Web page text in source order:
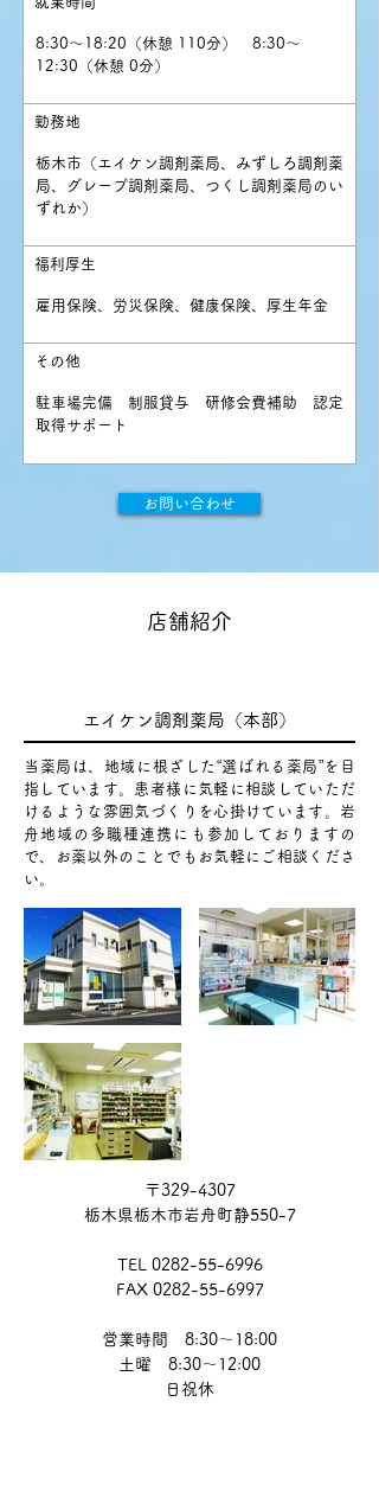
8:30～18:20（休憩 110分） 8:30～
12:30（休憩 0分）
勤務地
​栃木市（エイケン調剤薬局、みずしろ調剤薬
局、グレープ調剤薬局、つくし調剤薬局のい
ずれか）
福利厚生
雇用保険、労災保険、健康保険、厚生年金
その他
駐車場完備 制服貸与 研修会費補助 認定
取得サポート
お問い合わせ
店舗紹介
エイケン調剤薬局（本部）
当薬局は、地域に根ざした“選ばれる薬局”を目
指しています。患者様に気軽に相談していただ
けるような雰囲気づくりを心掛けています。岩
舟地域の多職種連携にも参加しておりますの
で、お薬以外のことでもお気軽にご相談くださ
い。
〒329-4307
栃木県栃木市岩舟町静550-7
TEL 0282-55-6996
FAX 0282-55-6997
営業時間 8:30～18:00
土曜 8:30～12:00
​日祝休